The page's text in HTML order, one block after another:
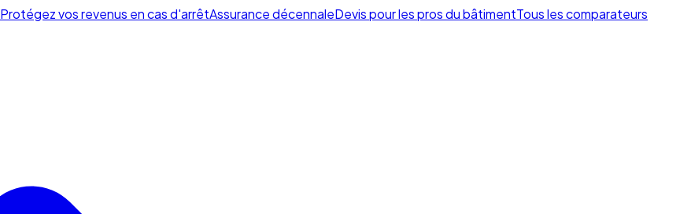
Protégez vos revenus en cas d'arrêtAssurance décennaleDevis pour les pros du bâtimentTous les comparateurs